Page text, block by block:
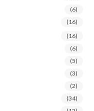
(6)
(16)
(16)
(6)
(5)
(3)
(2)
(34)